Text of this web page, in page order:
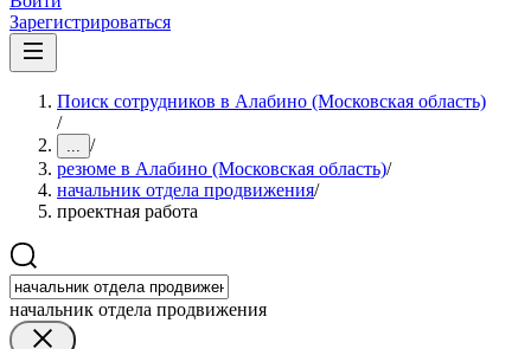
Зарегистрироваться
Поиск сотрудников в Алабино (Московская область)
/
... /
резюме в Алабино (Московская область)/
начальник отдела продвижения/
проектная работа
начальник отдела продвижения